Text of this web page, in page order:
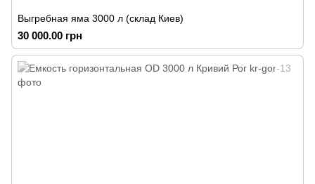
Выгребная яма 3000 л (склад Киев)
30 000.00 грн